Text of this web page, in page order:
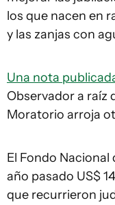
los que nacen en
y las zanjas con
Una nota
Observador a raíz
Moratorio arroja
El Fondo Nacional
año pasado US$
que recurrieron